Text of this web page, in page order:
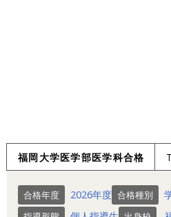
福岡大学医学部医学科合格
合格年度 2026年度 合格種別